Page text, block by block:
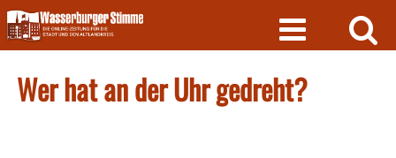
Skip
to
content
Wer hat an der Uhr gedreht?